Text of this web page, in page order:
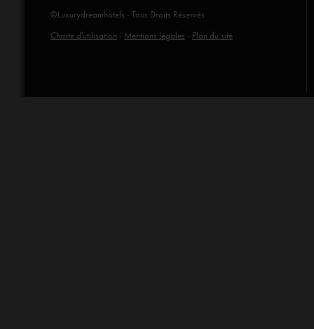
©Luxurydreamhotels - Tous Droits Réservés
Charte d'utilisation - Mentions légales - Plan du site